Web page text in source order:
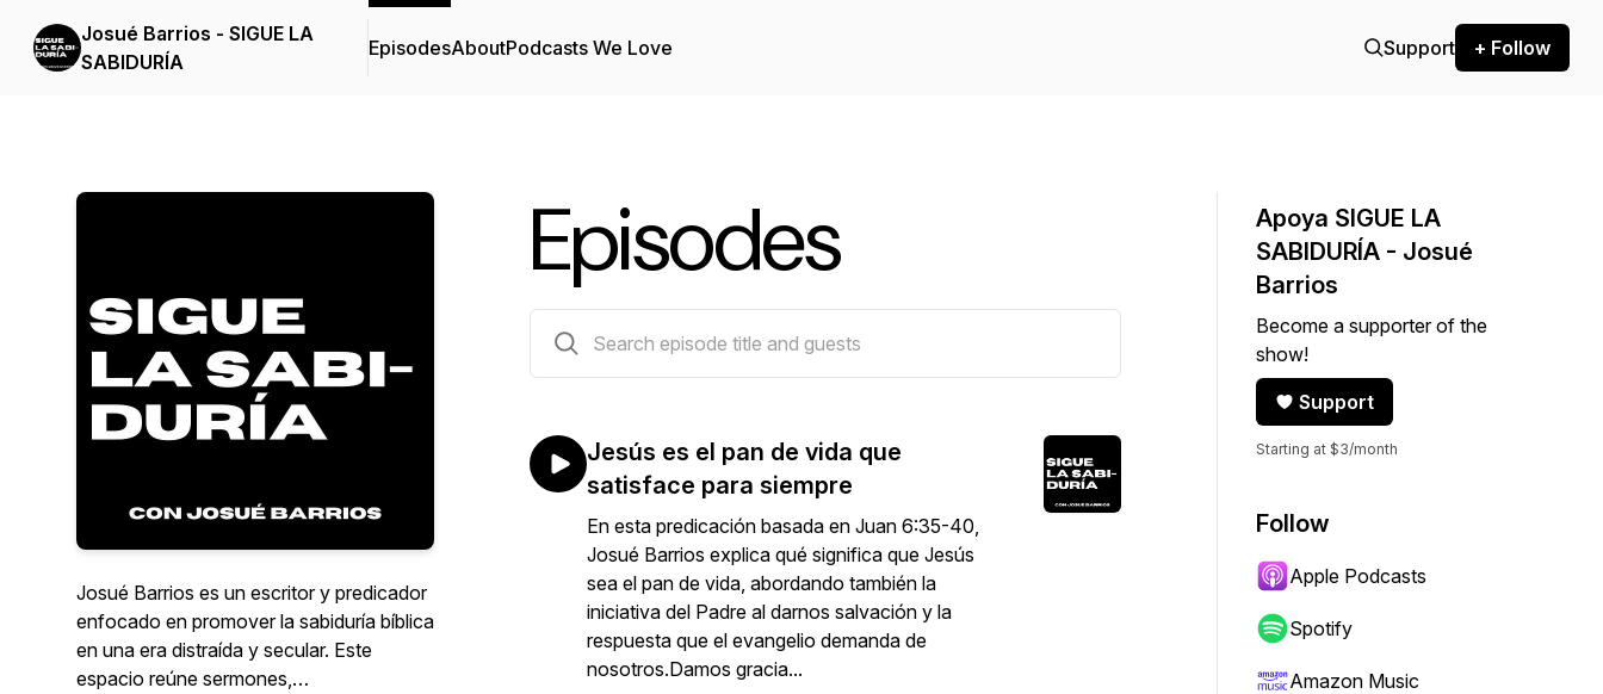
Josué Barrios - SIGUE LA
SABIDURÍA
EpisodesAboutPodcasts We Love Support + Follow
Josué Barrios es un escritor y predicador
enfocado en promover la sabiduría bíblica
en una era distraída y secular. Este
espacio reúne sermones,
Episodes
Jesús es el pan de vida que
satisface para siempre
En esta predicación basada en Juan 6:35-40,
Josué Barrios explica qué significa que Jesús
sea el pan de vida, abordando también la
iniciativa del Padre al darnos salvación y la
respuesta que el evangelio demanda de
nosotros.Damos gracia...
Apoya SIGUE LA
SABIDURÍA - Josué
Barrios
Become a supporter of the
show!
Support
Starting at $3/month
Follow
Apple Podcasts
Spotify
Amazon Music